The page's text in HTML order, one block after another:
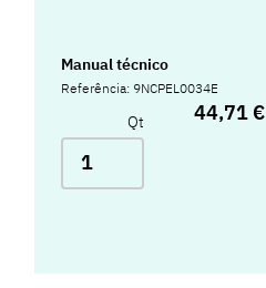
Manual técnico
Referência: 9NCPEL0034E
Qt 44,71 €